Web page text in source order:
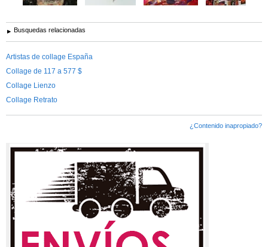
Busquedas relacionadas
Artistas de collage España
Collage de 117 a 577 $
Collage Lienzo
Collage Retrato
¿Contenido inapropiado?